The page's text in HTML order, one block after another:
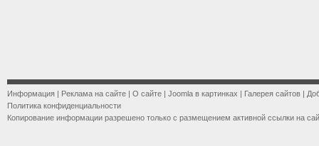
Информация | Реклама на сайте | О сайте | Joomla в картинках | Галерея сайтов |
Политика конфиденциальности
Копирование информации разрешено только с размещением активной ссылки на